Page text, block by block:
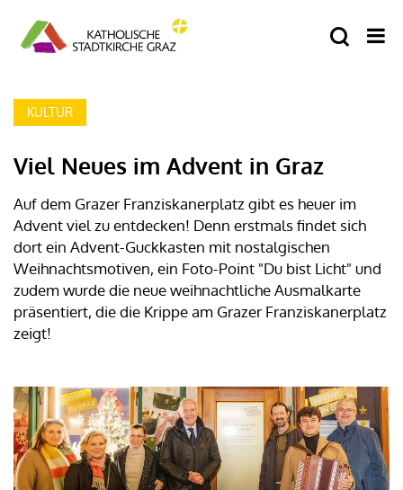
KULTUR
Viel Neues im Advent in Graz
Auf dem Grazer Franziskanerplatz gibt es heuer im
Advent viel zu entdecken! Denn erstmals findet sich
dort ein Advent-Guckkasten mit nostalgischen
Weihnachtsmotiven, ein Foto-Point "Du bist Licht" und
zudem wurde die neue weihnachtliche Ausmalkarte
präsentiert, die die Krippe am Grazer Franziskanerplatz
zeigt!